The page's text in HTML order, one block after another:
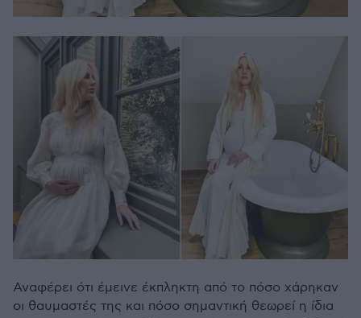
Αναφέρει ότι έμεινε έκπληκτη από το πόσο χάρηκαν
οι θαυμαστές της και πόσο σημαντική θεωρεί η ίδια